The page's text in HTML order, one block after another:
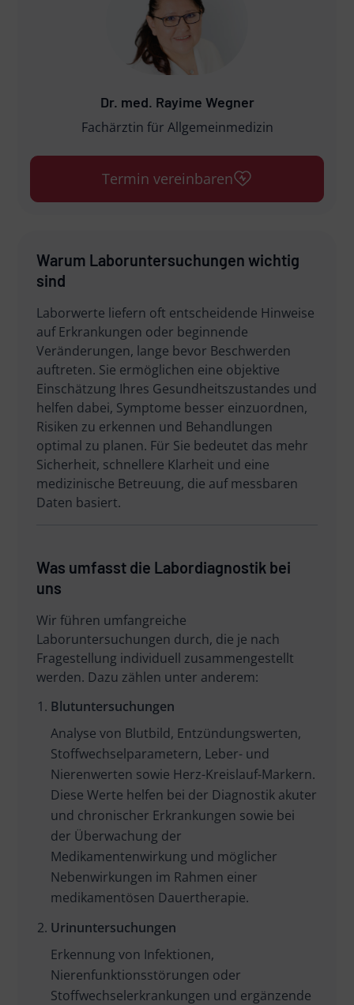
Dr. med. Rayime Wegner
Fachärztin für Allgemeinmedizin
Termin vereinbaren
Warum Laboruntersuchungen wichtig
sind
Laborwerte liefern oft entscheidende Hinweise
auf Erkrankungen oder beginnende
Veränderungen, lange bevor Beschwerden
auftreten. Sie ermöglichen eine objektive
Einschätzung Ihres Gesundheitszustandes und
helfen dabei, Symptome besser einzuordnen,
Risiken zu erkennen und Behandlungen
optimal zu planen. Für Sie bedeutet das mehr
Sicherheit, schnellere Klarheit und eine
medizinische Betreuung, die auf messbaren
Daten basiert.
Was umfasst die Labordiagnostik bei
uns
Wir führen umfangreiche
Laboruntersuchungen durch, die je nach
Fragestellung individuell zusammengestellt
werden. Dazu zählen unter anderem:
Blutuntersuchungen
Analyse von Blutbild, Entzündungswerten,
Stoffwechselparametern, Leber- und
Nierenwerten sowie Herz-Kreislauf-Markern.
Diese Werte helfen bei der Diagnostik akuter
und chronischer Erkrankungen sowie bei
der Überwachung der
Medikamentenwirkung und möglicher
Nebenwirkungen im Rahmen einer
medikamentösen Dauertherapie.
Urinuntersuchungen
Erkennung von Infektionen,
Nierenfunktionsstörungen oder
Stoffwechselerkrankungen und ergänzende